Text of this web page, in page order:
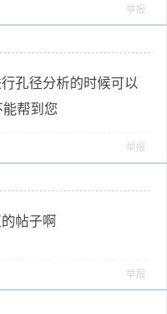
举报
孔径分析的时候可以
帮到您
举报
帖子啊
举报